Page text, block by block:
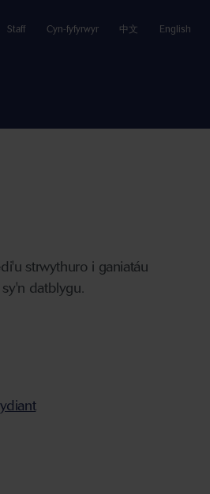
Staff Cyn-fyfyrwyr 中文 English
strwythuro i ganiatáu
datblygu.